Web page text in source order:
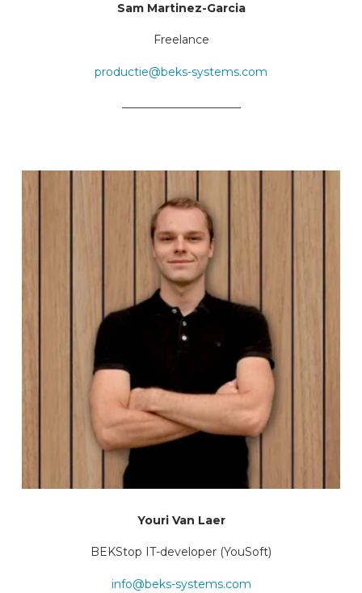
Sam Martinez-Garcia
Freelance
productie@beks-systems.com
Youri Van Laer
BEKStop IT-developer (YouSoft)
info@beks-systems.com